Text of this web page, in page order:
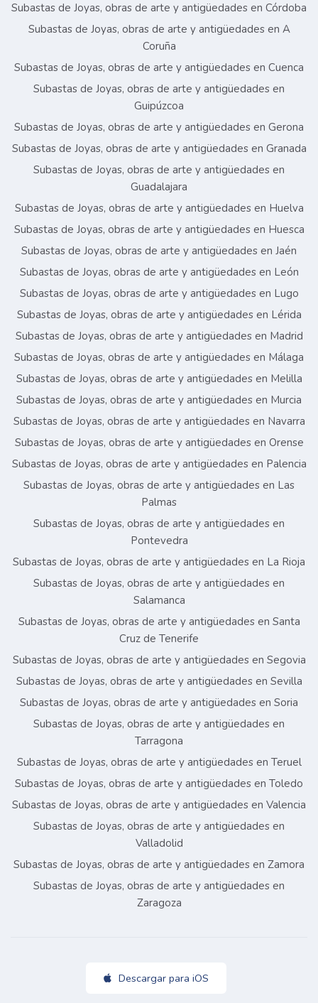
Subastas de Joyas, obras de arte y antigüedades en Córdoba
Subastas de Joyas, obras de arte y antigüedades en A
Coruña
Subastas de Joyas, obras de arte y antigüedades en Cuenca
Subastas de Joyas, obras de arte y antigüedades en
Guipúzcoa
Subastas de Joyas, obras de arte y antigüedades en Gerona
Subastas de Joyas, obras de arte y antigüedades en Granada
Subastas de Joyas, obras de arte y antigüedades en
Guadalajara
Subastas de Joyas, obras de arte y antigüedades en Huelva
Subastas de Joyas, obras de arte y antigüedades en Huesca
Subastas de Joyas, obras de arte y antigüedades en Jaén
Subastas de Joyas, obras de arte y antigüedades en León
Subastas de Joyas, obras de arte y antigüedades en Lugo
Subastas de Joyas, obras de arte y antigüedades en Lérida
Subastas de Joyas, obras de arte y antigüedades en Madrid
Subastas de Joyas, obras de arte y antigüedades en Málaga
Subastas de Joyas, obras de arte y antigüedades en Melilla
Subastas de Joyas, obras de arte y antigüedades en Murcia
Subastas de Joyas, obras de arte y antigüedades en Navarra
Subastas de Joyas, obras de arte y antigüedades en Orense
Subastas de Joyas, obras de arte y antigüedades en Palencia
Subastas de Joyas, obras de arte y antigüedades en Las
Palmas
Subastas de Joyas, obras de arte y antigüedades en
Pontevedra
Subastas de Joyas, obras de arte y antigüedades en La Rioja
Subastas de Joyas, obras de arte y antigüedades en
Salamanca
Subastas de Joyas, obras de arte y antigüedades en Santa
Cruz de Tenerife
Subastas de Joyas, obras de arte y antigüedades en Segovia
Subastas de Joyas, obras de arte y antigüedades en Sevilla
Subastas de Joyas, obras de arte y antigüedades en Soria
Subastas de Joyas, obras de arte y antigüedades en
Tarragona
Subastas de Joyas, obras de arte y antigüedades en Teruel
Subastas de Joyas, obras de arte y antigüedades en Toledo
Subastas de Joyas, obras de arte y antigüedades en Valencia
Subastas de Joyas, obras de arte y antigüedades en
Valladolid
Subastas de Joyas, obras de arte y antigüedades en Zamora
Subastas de Joyas, obras de arte y antigüedades en
Zaragoza
Descargar para iOS